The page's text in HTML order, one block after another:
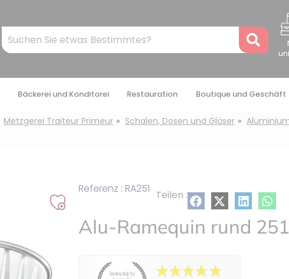
Mots
clés
Bäckerei und Konditorei Restauration Boutique und Geschäft
Metzgerei Traiteur Primeur Schalen, Dosen und Gläser
Auf
meine
Referenz : RA251 Teilen :
Alu-Ramequin rund